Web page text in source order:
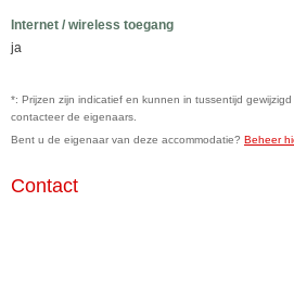
Internet / wireless toegang
ja
*: Prijzen zijn indicatief en kunnen in tussentijd
contacteer de eigenaars.
Bent u de eigenaar van deze accommodatie? Beheer
Contact